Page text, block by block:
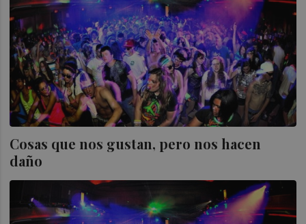
Cosas que nos gustan, pero nos hacen
daño